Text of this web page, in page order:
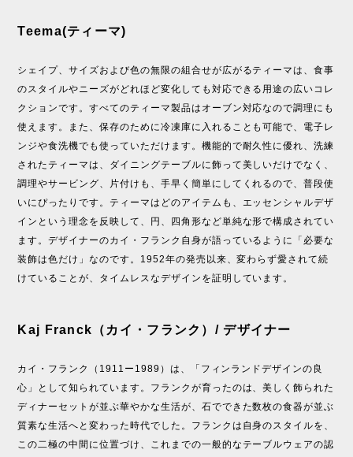
Teema(ティーマ)
シェイプ、サイズおよび色の無限の組合せが広がるティーマは、食事
のスタイルやニーズがどれほど変化しても対応できる用途の広いコレ
クションです。すべてのティーマ製品はオーブン対応なので調理にも
使えます。また、保存のために冷凍庫に入れることも可能で、電子レ
ンジや食洗機でも使っていただけます。機能的で耐久性に優れ、洗練
されたティーマは、ダイニングテーブルに飾って美しいだけでなく、
調理やサービング、片付けも、手早く簡単にしてくれるので、普段使
いにぴったりです。ティーマはどのアイテムも、エッセンシャルデザ
インという理念を反映して、円、四角形など単純な形で構成されてい
ます。デザイナーのカイ・フランク自身が語っているように「必要な
装飾は色だけ」なのです。1952年の発売以来、変わらず愛されて続
けていることが、タイムレスなデザインを証明しています。
Kaj Franck（カイ・フランク）/ デザイナー
カイ・フランク（1911ー1989）は、「フィンランドデザインの良
心」として知られています。フランクが育ったのは、美しく飾られた
ディナーセットが並ぶ華やかな生活が、石でできた数枚の食器が並ぶ
質素な生活へと変わった時代でした。フランクは自身のスタイルを、
この二極の中間に位置づけ、これまでの一般的なテーブルウェアの認